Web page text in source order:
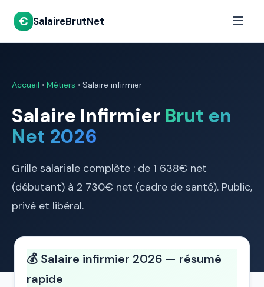
€ SalaireBrutNet
Accueil › Métiers › Salaire infirmier
Salaire Infirmier Brut en
Net 2026
Grille salariale complète : de 1 638€ net
(débutant) à 2 730€ net (cadre de santé). Public,
privé et libéral.
💰 Salaire infirmier 2026 — résumé
rapide